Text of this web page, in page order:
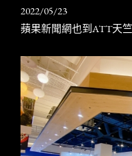
2022/05/23
蘋果新聞網也到ATT天